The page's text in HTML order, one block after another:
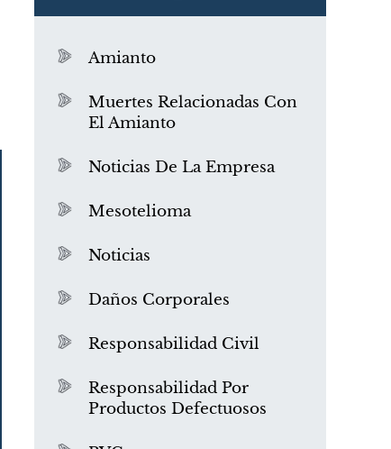
Amianto
Muertes Relacionadas Con
El Amianto
Noticias De La Empresa
Mesotelioma
Noticias
Daños Corporales
Responsabilidad Civil
Responsabilidad Por
Productos Defectuosos